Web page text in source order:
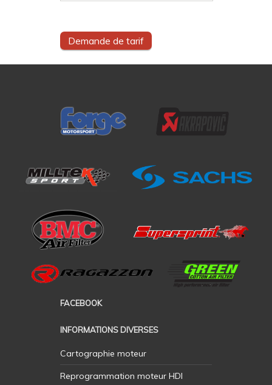
Demande de tarif
FACEBOOK
INFORMATIONS DIVERSES
Cartographie moteur
Reprogrammation moteur HDI